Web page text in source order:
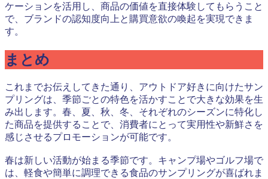
ケーションを活用し、商品の価値を直接体験してもらうこと
で、ブランドの認知度向上と購買意欲の喚起を実現できま
す。
まとめ
これまでお伝えしてきた通り、アウトドア好きに向けたサン
プリングは、季節ごとの特色を活かすことで大きな効果を生
み出します。春、夏、秋、冬、それぞれのシーズンに特化し
た商品を提供することで、消費者にとって実用性や新鮮さを
感じさせるプロモーションが可能です。
春は新しい活動が始まる季節です。キャンプ場やゴルフ場で
は、軽食や簡単に調理できる食品のサンプリングが喜ばれま